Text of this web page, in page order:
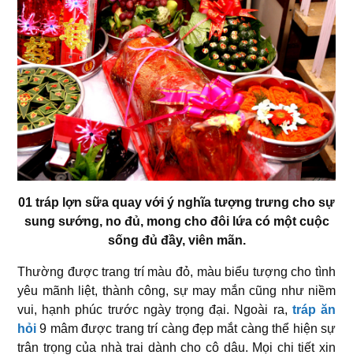
01 tráp lợn sữa quay với ý nghĩa tượng trưng cho sự
sung sướng, no đủ, mong cho đôi lứa có một cuộc
sống đủ đầy, viên mãn.
Thường được trang trí màu đỏ, màu biểu tượng cho tình
yêu mãnh liệt, thành công, sự may mắn cũng như niềm
vui, hạnh phúc trước ngày trọng đại. Ngoài ra, tráp ăn
hỏi9 mâm được trang trí càng đẹp mắt càng thể hiện sự
trân trọng của nhà trai dành cho cô dâu. Mọi chi tiết xin